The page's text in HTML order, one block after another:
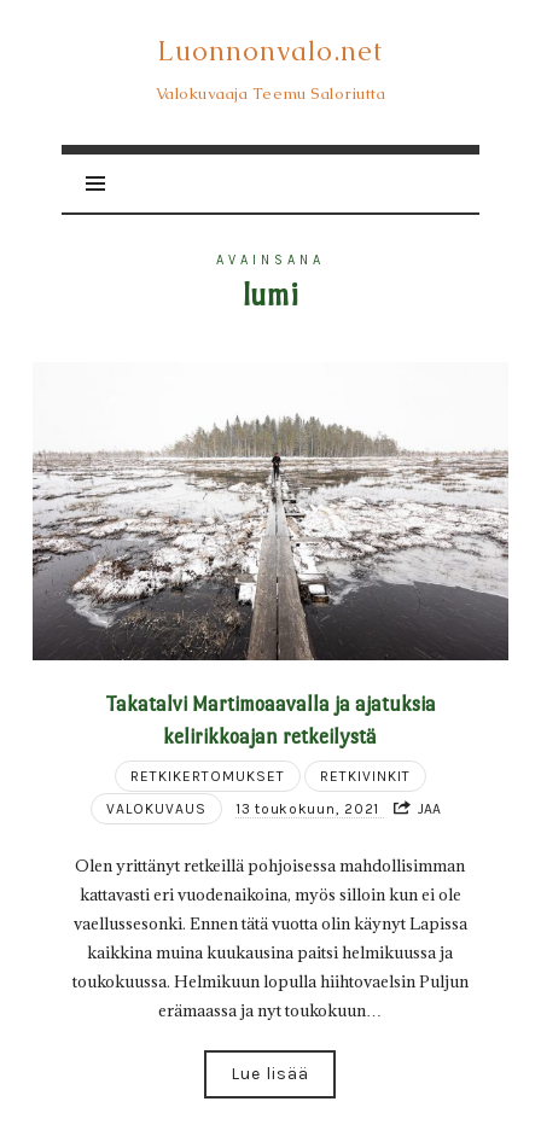
Luonnonvalo.net
Luonnonvalo.net
Valokuvaaja Teemu Saloriutta
AVAINSANA
lumi
Takatalvi Martimoaavalla ja ajatuksia
kelirikkoajan retkeilystä
RETKIKERTOMUKSET
RETKIVINKIT
VALOKUVAUS
13 toukokuun, 2021 JAA
Olen yrittänyt retkeillä pohjoisessa mahdollisimman
kattavasti eri vuodenaikoina, myös silloin kun ei ole
vaellussesonki. Ennen tätä vuotta olin käynyt Lapissa
kaikkina muina kuukausina paitsi helmikuussa ja
toukokuussa. Helmikuun lopulla hiihtovaelsin Puljun
erämaassa ja nyt toukokuun…
Lue lisää